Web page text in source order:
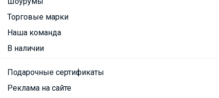
Торговые марки
Наша команда
В наличии
Подарочные сертификаты
Реклама на сайте